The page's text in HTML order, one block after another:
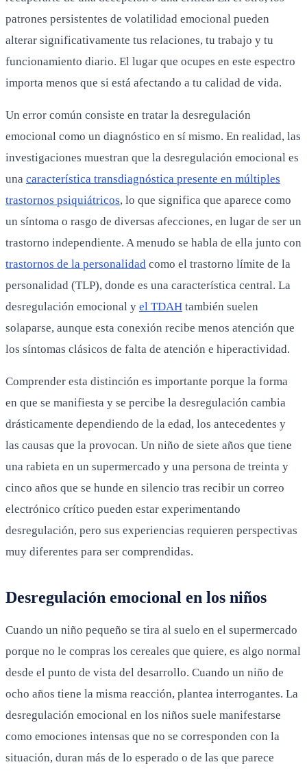
patrones persistentes de volatilidad emocional pueden
alterar significativamente tus relaciones, tu trabajo y tu
funcionamiento diario. El lugar que ocupes en este espectro
importa menos que si está afectando a tu calidad de vida.
Un error común consiste en tratar la desregulación
emocional como un diagnóstico en sí mismo. En realidad, las
investigaciones muestran que la desregulación emocional es
una característica transdiagnóstica presente en múltiples
trastornos psiquiátricos, lo que significa que aparece como
un síntoma o rasgo de diversas afecciones, en lugar de ser un
trastorno independiente. A menudo se habla de ella junto con
trastornos de la personalidad como el trastorno límite de la
personalidad (TLP), donde es una característica central. La
desregulación emocional y el TDAH también suelen
solaparse, aunque esta conexión recibe menos atención que
los síntomas clásicos de falta de atención e hiperactividad.
Comprender esta distinción es importante porque la forma
en que se manifiesta y se percibe la desregulación cambia
drásticamente dependiendo de la edad, los antecedentes y
las causas que la provocan. Un niño de siete años que tiene
una rabieta en un supermercado y una persona de treinta y
cinco años que se hunde en silencio tras recibir un correo
electrónico crítico pueden estar experimentando
desregulación, pero sus experiencias requieren perspectivas
muy diferentes para ser comprendidas.
Desregulación emocional en los niños
Cuando un niño pequeño se tira al suelo en el supermercado
porque no le compras los cereales que quiere, es algo normal
desde el punto de vista del desarrollo. Cuando un niño de
ocho años tiene la misma reacción, plantea interrogantes. La
desregulación emocional en los niños suele manifestarse
como emociones intensas que no se corresponden con la
situación, duran más de lo esperado o de las que parece